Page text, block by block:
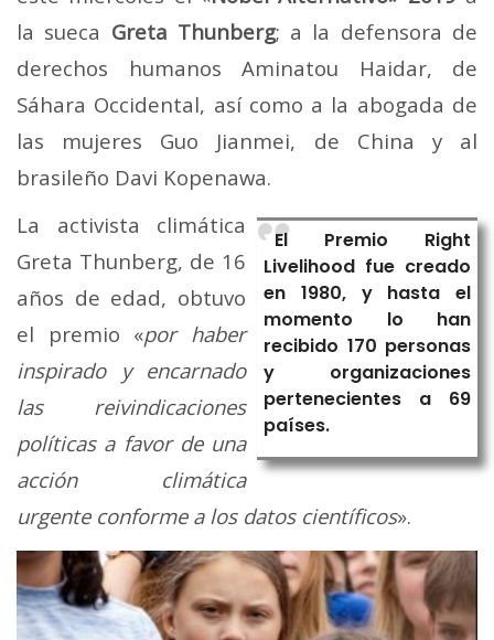
la sueca Greta Thunberg; a la defensora de
derechos humanos Aminatou Haidar, de
Sáhara Occidental, así como a la abogada de
las mujeres Guo Jianmei, de China y al
brasileño Davi Kopenawa.
El Premio Right
Livelihood fue creado
en 1980, y hasta el
momento lo han
recibido 170 personas
y organizaciones
pertenecientes a 69
países.
La activista climática
Greta Thunberg, de 16
años de edad, obtuvo
el premio «por haber
inspirado y encarnado
las reivindicaciones
políticas a favor de una
acción climática
urgente conforme a los datos científicos».